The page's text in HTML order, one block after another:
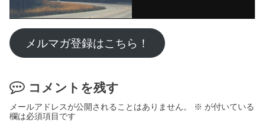
メルマガ登録はこちら！
コメントを残す
メールアドレスが公開されることはありません。 ※ が付いている
欄は必須項目です